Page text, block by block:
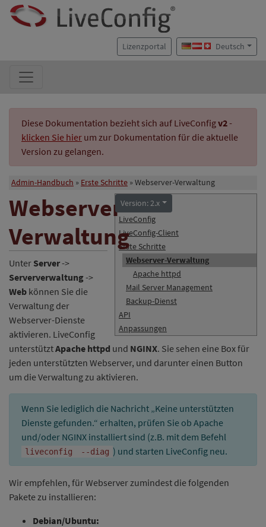
Lizenzportal Deutsch
Diese Dokumentation bezieht sich auf LiveConfigv2-
klicken Sie hier um zur Dokumentation für die aktuelle
Version zu gelangen.
Admin-Handbuch Erste Schritte Webserver-Verwaltung
Version: 2.x
LiveConfig
LiveConfig-Client
Erste Schritte
Webserver-Verwaltung
Apache httpd
Mail Server Management
Backup-Dienst
API
Anpassungen
Webserver-
Verwaltung
Unter Server->
Serververwaltung ->
Web können Sie die
Verwaltung der
Webserver-Dienste
aktivieren. LiveConfig
unterstütztApache httpd und NGINX. Sie sehen eine Box für
jeden unterstützten Webserver, und darunter einen Button
um die Verwaltung zu aktivieren.
Wenn Sie lediglich die Nachricht „Keine unterstützten
Dienste gefunden.“ erhalten, prüfen Sie ob Apache
und/oder NGINX installiert sind (z.B. mit dem Befehl
liveconfig --diag ) und starten LiveConfig neu.
Wir empfehlen, für Webserver zumindest die folgenden
Pakete zu installieren:
Debian/Ubuntu: